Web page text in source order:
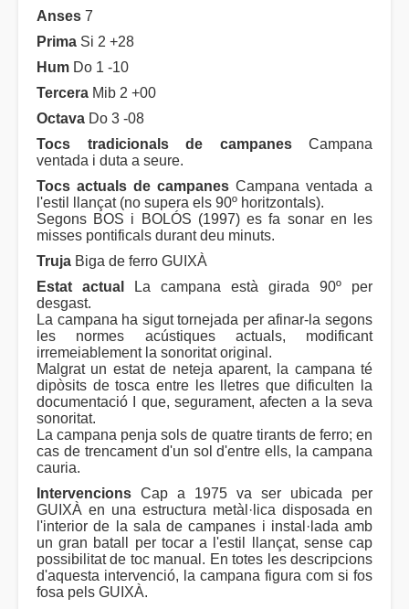
Anses 7
Prima Si 2 +28
Hum Do 1 -10
Tercera Mib 2 +00
Octava Do 3 -08
Tocs tradicionals de campanesCampana
ventada i duta a seure.
Tocs actuals de campanes Campana ventada a
l'estil llançat (no supera els 90º horitzontals).
Segons BOS i BOLÓS (1997) es fa sonar en les
misses pontificals durant deu minuts.
Truja Biga de ferro GUIXÀ
Estat actual
La campana està girada 90º per
desgast.
La campana ha sigut tornejada per afinar-la segons
les normes acústiques actuals, modificant
irremeiablement la sonoritat original.
Malgrat un estat de neteja aparent, la campana té
dipòsits de tosca entre les lletres que dificulten la
documentació I que, segurament, afecten a la seva
sonoritat.
La campana penja sols de quatre tirants de ferro; en
cas de trencament d'un sol d'entre ells, la campana
cauria.
Intervencions Cap a 1975 va ser ubicada per
GUIXÀ en una estructura metàl·lica disposada en
l'interior de la sala de campanes i instal·lada amb
un gran batall per tocar a l'estil llançat, sense cap
possibilitat de toc manual. En totes les descripcions
d'aquesta intervenció, la campana figura com si fos
fosa pels GUIXÀ.